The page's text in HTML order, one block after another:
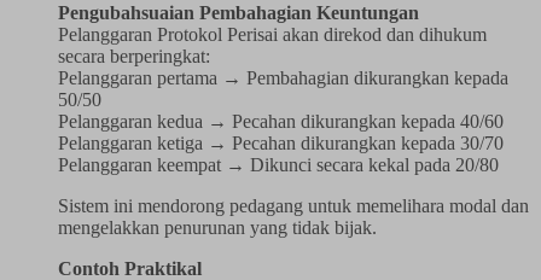
Pengubahsuaian Pembahagian Keuntungan
Pelanggaran Protokol Perisai akan direkod dan dihukum
secara berperingkat:
Pelanggaran pertama → Pembahagian dikurangkan kepada
50/50
Pelanggaran kedua → Pecahan dikurangkan kepada 40/60
Pelanggaran ketiga → Pecahan dikurangkan kepada 30/70
Pelanggaran keempat → Dikunci secara kekal pada 20/80
Sistem ini mendorong pedagang untuk memelihara modal dan
mengelakkan penurunan yang tidak bijak.
Contoh Praktikal